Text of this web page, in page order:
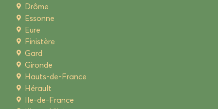
Drôme
Essonne
Eure
Finistère
Gard
Gironde
Hauts-de-France
Hérault
Ile-de-France